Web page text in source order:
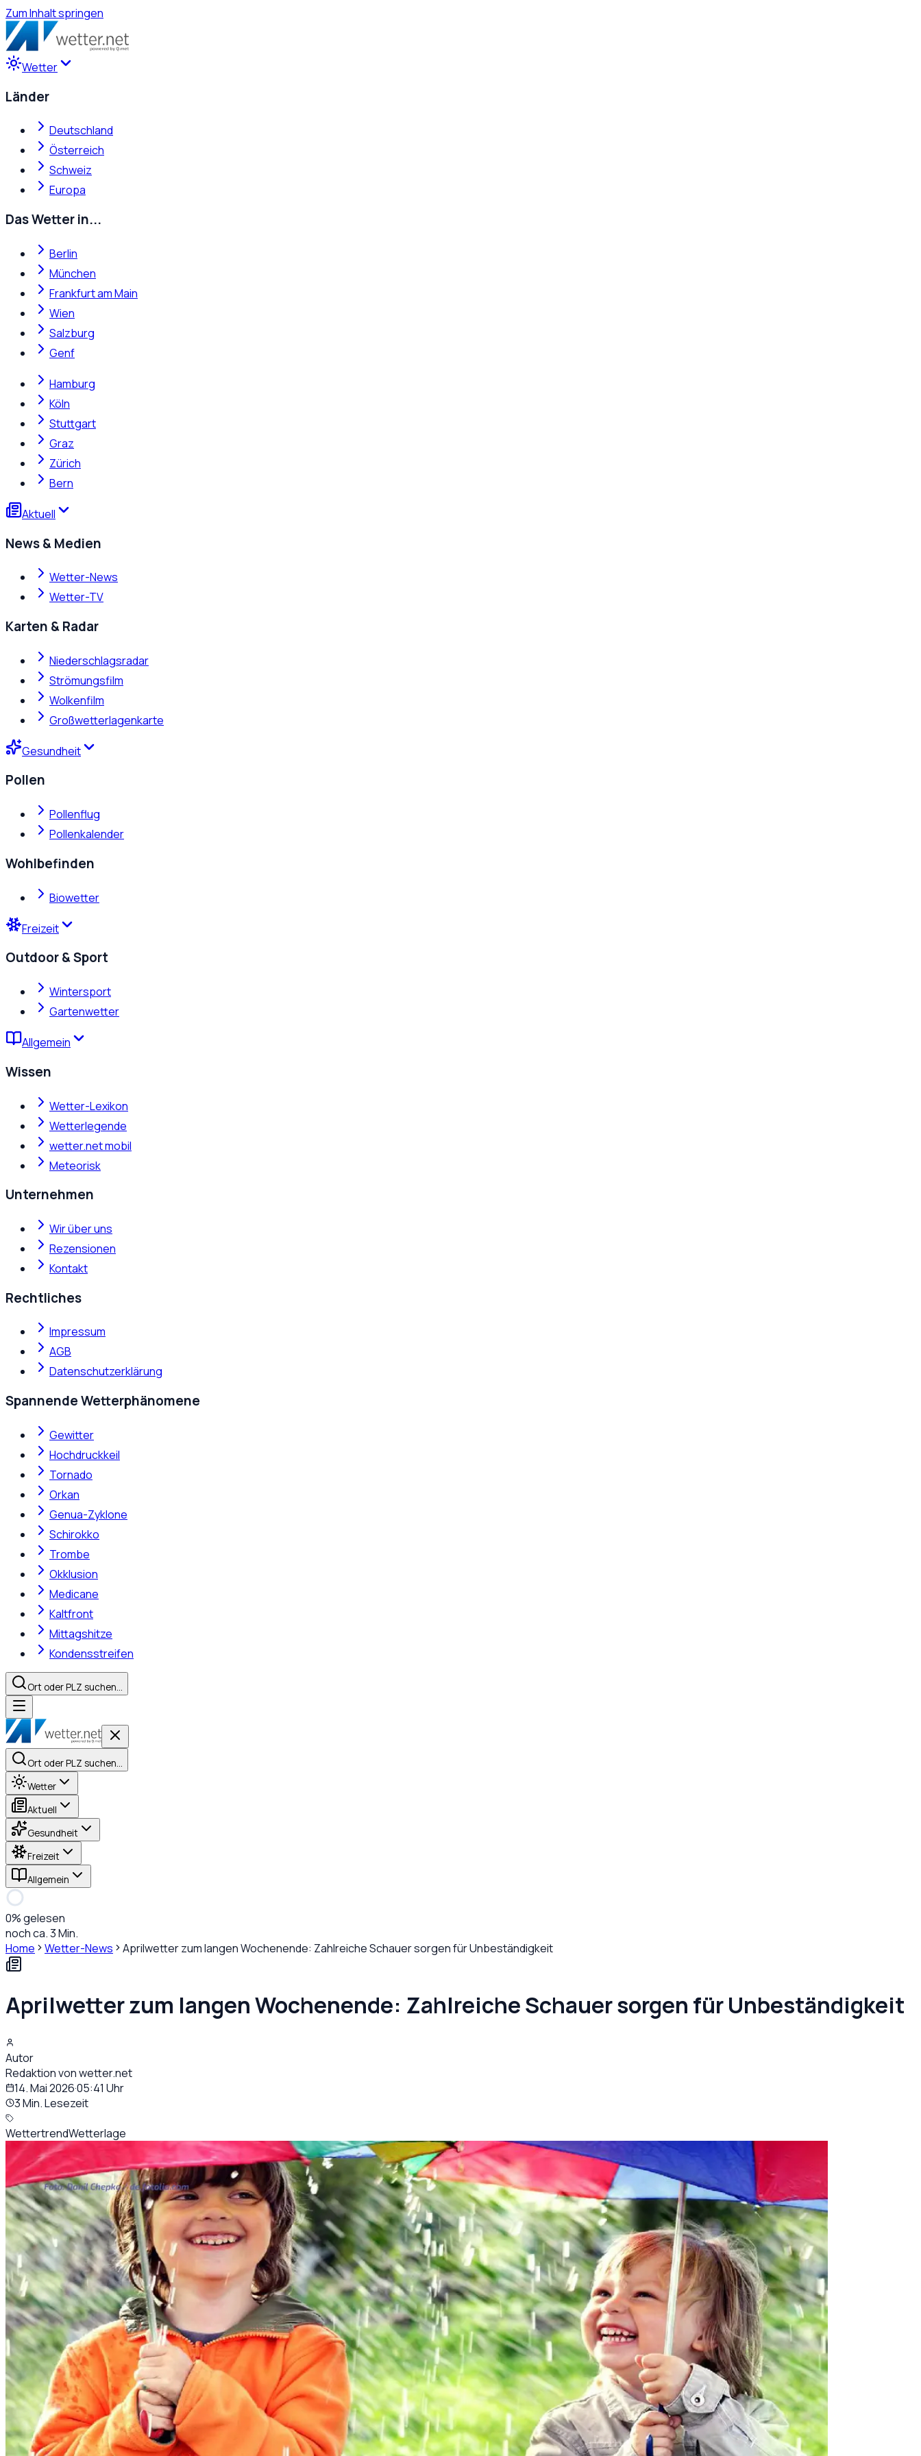
Zum Inhalt springen
Wetter
Länder
Deutschland
Österreich
Schweiz
Europa
Das Wetter in...
Berlin
München
Frankfurt am Main
Wien
Salzburg
Genf
Hamburg
Köln
Stuttgart
Graz
Zürich
Bern
Aktuell
News & Medien
Wetter-News
Wetter-TV
Karten & Radar
Niederschlagsradar
Strömungsfilm
Wolkenfilm
Großwetterlagenkarte
Gesundheit
Pollen
Pollenflug
Pollenkalender
Wohlbefinden
Biowetter
Freizeit
Outdoor & Sport
Wintersport
Gartenwetter
Allgemein
Wissen
Wetter-Lexikon
Wetterlegende
wetter.net mobil
Meteorisk
Unternehmen
Wir über uns
Rezensionen
Kontakt
Rechtliches
Impressum
AGB
Datenschutzerklärung
Spannende Wetterphänomene
Gewitter
Hochdruckkeil
Tornado
Orkan
Genua-Zyklone
Schirokko
Trombe
Okklusion
Medicane
Kaltfront
Mittagshitze
Kondensstreifen
Ort oder PLZ suchen…
Ort oder PLZ suchen…
Wetter
Aktuell
Gesundheit
Freizeit
Allgemein
0% gelesen
noch ca. 3 Min.
Home
Wetter-News Aprilwetter zum langen Wochenende: Zahlreiche Schauer sorgen für Unbeständigkeit
Aprilwetter zum langen Wochenende: Zahlreiche Schauer sorgen für Unbeständigkeit
Autor
Redaktion von wetter.net
14. Mai 2026·05:41 Uhr
3 Min. Lesezeit
WettertrendWetterlage